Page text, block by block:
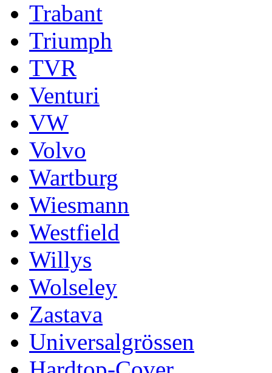
Trabant
Triumph
TVR
Venturi
VW
Volvo
Wartburg
Wiesmann
Westfield
Willys
Wolseley
Zastava
Universalgrössen